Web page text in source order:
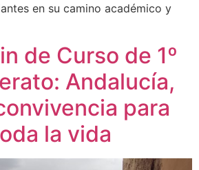
en su camino académico y
de Curso de 1º
Andalucía,
para
la vida